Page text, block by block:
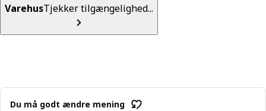
VarehusTjekker tilgængelighed...
Du må godt ændre mening